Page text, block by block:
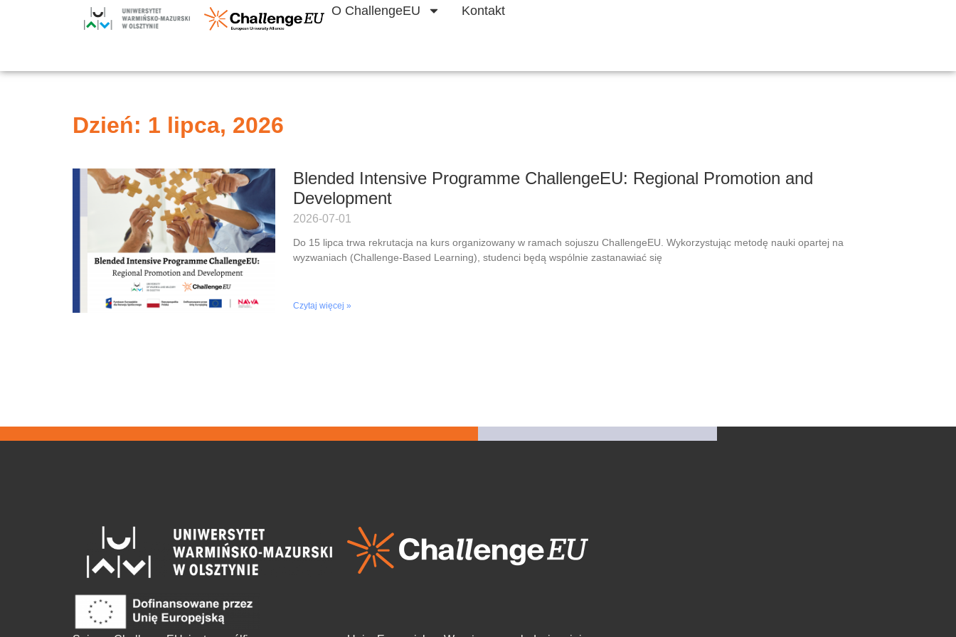
O ChallengeEU Kontakt
Dzień: 1 lipca, 2026
Blended Intensive Programme ChallengeEU: Regional Promotion and
Development
2026-07-01
Do 15 lipca trwa rekrutacja na kurs organizowany w ramach sojuszu ChallengeEU. Wykorzystując metodę nauki opartej na
wyzwaniach (Challenge-Based Learning), studenci będą wspólnie zastanawiać się
Czytaj więcej »